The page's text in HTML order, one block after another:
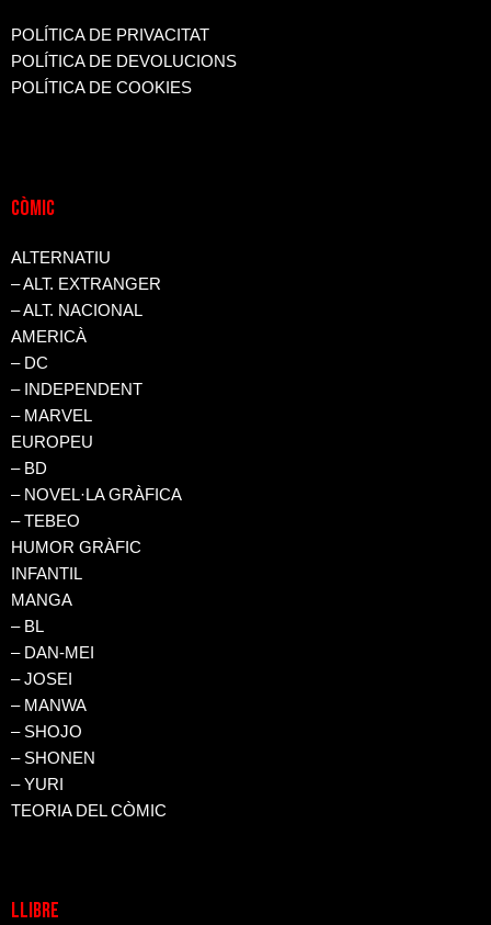
POLÍTICA DE PRIVACITAT
POLÍTICA DE DEVOLUCIONS
POLÍTICA DE COOKIES
CòMIC
ALTERNATIU
– ALT. EXTRANGER
– ALT. NACIONAL
AMERICÀ
– DC
– INDEPENDENT
– MARVEL
EUROPEU
– BD
– NOVEL·LA GRÀFICA
– TEBEO
HUMOR GRÀFIC
INFANTIL
MANGA
– BL
– DAN-MEI
– JOSEI
– MANWA
– SHOJO
– SHONEN
– YURI
TEORIA DEL CÒMIC
LLIBRE